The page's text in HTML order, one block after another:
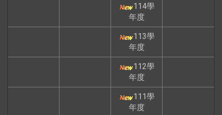
114學
年度
113學
年度
112學
年度
111學
年度